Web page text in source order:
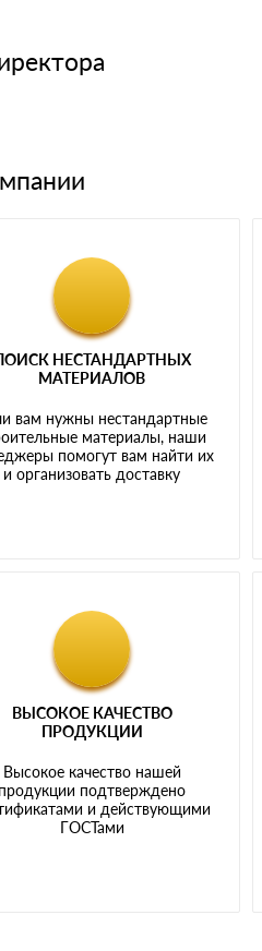
НЕСТАНДАРТНЫХ
МАТЕРИАЛОВ
вам нужны нестандартные
материалы, наши
помогут вам найти их
и организовать доставку
ВЫСОКОЕ КАЧЕСТВО
ПРОДУКЦИИ
Высокое качество нашей
продукции подтверждено
и действующими
ГОСТами